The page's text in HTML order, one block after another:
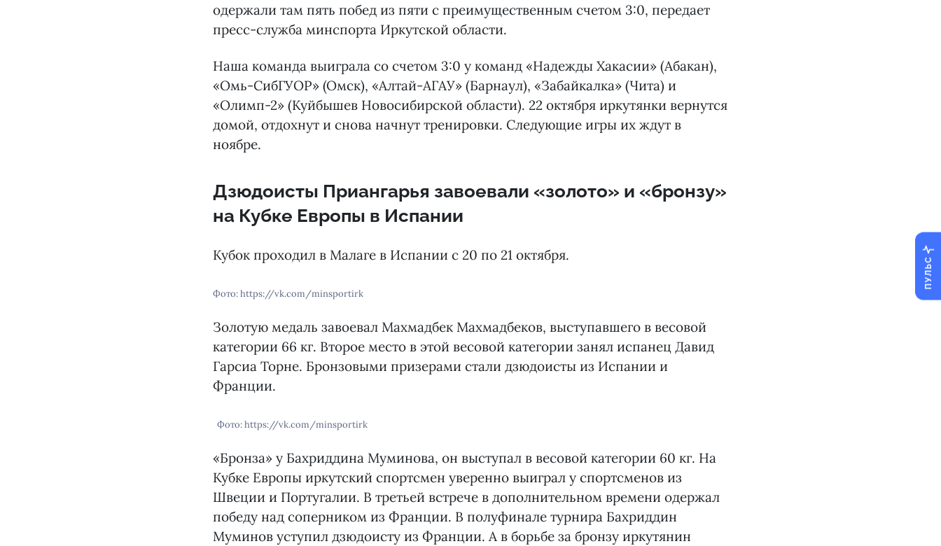
одержали там пять побед из пяти с преимущественным счетом 3:0, передает
пресс-служба минспорта Иркутской области.
Наша команда выиграла со счетом 3:0 у команд «Надежды Хакасии» (Абакан),
«Омь-СибГУОР» (Омск), «Алтай-АГАУ» (Барнаул), «Забайкалка» (Чита) и
«Олимп-2» (Куйбышев Новосибирской области). 22 октября иркутянки вернутся
домой, отдохнут и снова начнут тренировки. Следующие игры их ждут в
ноябре.
Дзюдоисты Приангарья завоевали «золото» и «бронзу»
на Кубке Европы в Испании
Кубок проходил в Малаге в Испании с 20 по 21 октября.
Фото: https://vk.com/minsportirk
Золотую медаль завоевал Махмадбек Махмадбеков, выступавшего в весовой
категории 66 кг. Второе место в этой весовой категории занял испанец Давид
Гарсиа Торне. Бронзовыми призерами стали дзюдоисты из Испании и
Франции.
Фото: https://vk.com/minsportirk
«Бронза» у Бахриддина Муминова, он выступал в весовой категории 60 кг. На
Кубке Европы иркутский спортсмен уверенно выиграл у спортсменов из
Швеции и Португалии. В третьей встрече в дополнительном времени одержал
победу над соперником из Франции. В полуфинале турнира Бахриддин
Муминов уступил дзюдоисту из Франции. А в борьбе за бронзу иркутянин
ПУЛЬС